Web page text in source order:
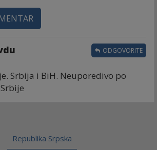
Srbija i BiH. Neuporedivo po
ODGOVORITE
Republika Srpska